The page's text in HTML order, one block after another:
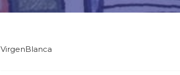
VirgenBlanca